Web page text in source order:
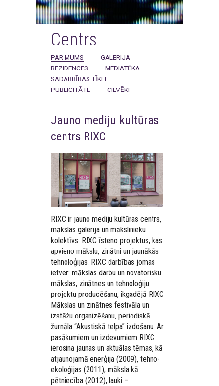
Centrs
PAR MUMS
GALERIJA
REZIDENCES
MEDIATĒKA
SADARBĪBAS TĪKLI
PUBLICITĀTE
CILVĒKI
Jauno mediju kultūras
centrs RIXC
RIXC ir jauno mediju kultūras centrs,
mākslas galerija un mākslinieku
kolektīvs. RIXC īsteno projektus, kas
apvieno mākslu, zinātni un jaunākās
tehnoloģijas. RIXC darbības jomas
ietver: mākslas darbu un novatorisku
mākslas, zinātnes un tehnoloģiju
projektu producēšanu, ikgadējā RIXC
Mākslas un zinātnes festivāla un
izstāžu organizēšanu, periodiskā
žurnāla “Akustiskā telpa” izdošanu. Ar
pasākumiem un izdevumiem RIXC
ierosina jaunas un aktuālas tēmas, kā
atjaunojamā enerģija (2009), tehno-
ekoloģijas (2011), māksla kā
pētniecība (2012), lauki –